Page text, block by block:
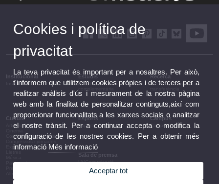
Institucional
Institucional
Estudis
Estudis i formació
Recerca
Recerca, innovació i
Cultura
Arts escèniques
Conferències i debats
Congressos i jornades
Exposicions
Patrimoni
Esports
Esports
Campus
Campus
Sala de premsa
UVComunicació
Notes de premsa
Agenda de govern
Cookies i política de
privacitat
La teva privacitat és important per a nosaltres. Per això,
t'informem que utilitzem cookies pròpies i de tercers per a
realitzar anàlisis d'ús i mesurament de la nostra pàgina
web amb la finalitat de personalitzar continguts,així com
proporcionar funcionalitats a les xarxes socials o analitzar
el nostre trànsit. Per a continuar accepta o modifica la
configuració de les nostres cookies. Per a obtenir més
informació Més informació
Acceptar tot